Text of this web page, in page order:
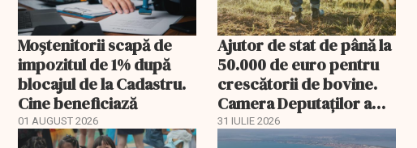
Moștenitorii scapă de
impozitul de 1% după
blocajul de la Cadastru.
Cine beneficiază
01 AUGUST 2026
Ajutor de stat de până la
50.000 de euro pentru
crescătorii de bovine.
Camera Deputaților a
aprobat schema
31 IULIE 2026